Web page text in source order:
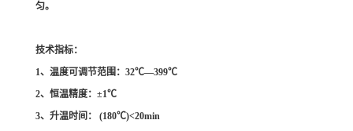
匀。
技术指标：
1、温度可调节范围： 32℃—399℃
2、恒温精度： ±1℃
3、升温时间：
(180℃)<20min